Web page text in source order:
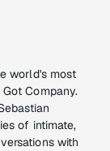
world's most
Company.
of intimate,
with